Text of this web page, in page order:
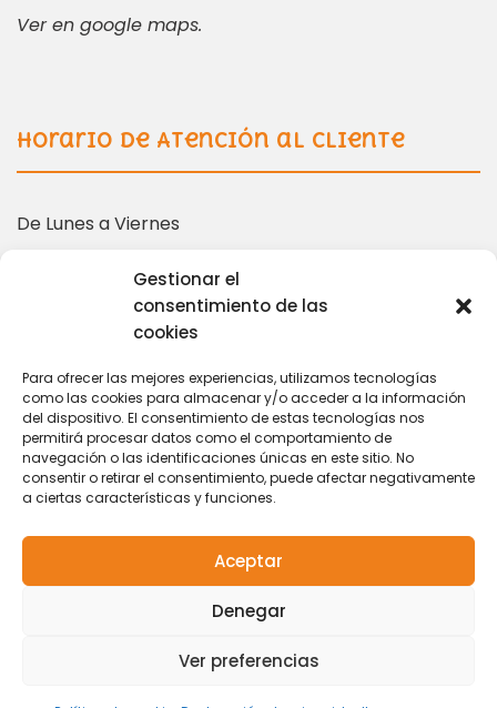
Gestionar el
consentimiento de las
cookies
Para ofrecer las mejores experiencias, utilizamos tecnologías
como las cookies para almacenar y/o acceder a la información
del dispositivo. El consentimiento de estas tecnologías nos
permitirá procesar datos como el comportamiento de
navegación o las identificaciones únicas en este sitio. No
consentir o retirar el consentimiento, puede afectar negativamente
a ciertas características y funciones.
Aceptar
Denegar
Ver preferencias
Ver en google maps.
Horario de Atención al Cliente
De Lunes a Viernes
Más información en:
coordinacion@tarihuela.com
671 509 522
Contacto|Política de
© 2024 Centro de